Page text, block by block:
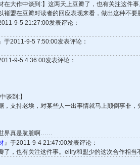
在大作中谈到:】这两天上豆瓣了，也有关注这件
褚盟在豆瓣对读者的回应表现来看，做出这种不要
9-5 21:27:00发表评论：
于2011-9-5 7:50:00发表评论：
9-5 4:36:00发表评论：
谈到:】
，支持老埃，对某些人一出事情就马上颠倒事非
界真是肮脏啊……
』于2011-9-4 21:47:00发表评论：
了，也有关注这件事。ellry和盟少的这次合作相当